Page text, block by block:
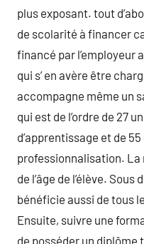
plus exposant. tout
de scolarité à financer
financé par l’employeur
qui s’ en avère être
accompagne même un
qui est de l’ordre de 27
d’apprentissage et de
professionnalisation.
de l’âge de l’élève.
bénéficie aussi de tous
Ensuite, suivre une
de posséder un diplôme